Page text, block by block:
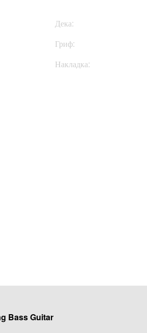
Дека:
Гриф:
Накладка:
Bass Guitar